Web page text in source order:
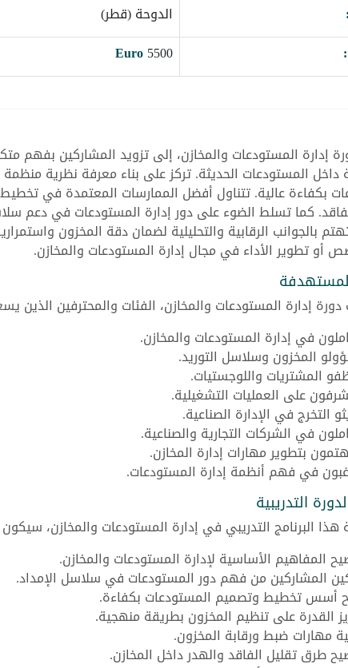
الدوحة (قطر)
5500
Euro
إدارة المستودعات والمخازن، إلى تزويد المشاركين بفهم
داخل المستودعات الحديثة. تركز على بناء معرفة نظرية
بكفاءة عالية. تتناول أفضل الممارسات المعتمدة في
كما تسلط الضوء على دور إدارة المستودعات في دعم
بالجوانب الرقابية والتحليلية لضمان دقة المخزون
أو تطوير الأداء في مجال إدارة المستودعات والمخازن.
إدارة المستودعات والمخازن، الفئات والمحترفين الذين
في إدارة المستودعات والمخازن.
المخزون وسلاسل التوريد.
المشتريات واللوجستيات.
على العمليات التشغيلية.
التخرج في الإدارة الصناعية.
في الشركات التجارية والصناعية.
بتطوير مهارات إدارة المخازن.
في فهم أنظمة إدارة المستودعات.
التدريبية
البرنامج التدريبي في إدارة المستودعات والمخازن،
المفاهيم الأساسية لإدارة المستودعات والمخازن.
المشاركين من فهم دور المستودعات في سلاسل الإمداد.
أسس تخطيط وتصميم المستودعات بكفاءة.
القدرة على تنظيم المخزون بطريقة منهجية.
مهارات ضبط ورقابة المخزون.
طرق تقليل الفاقد والهدر داخل المخازن.